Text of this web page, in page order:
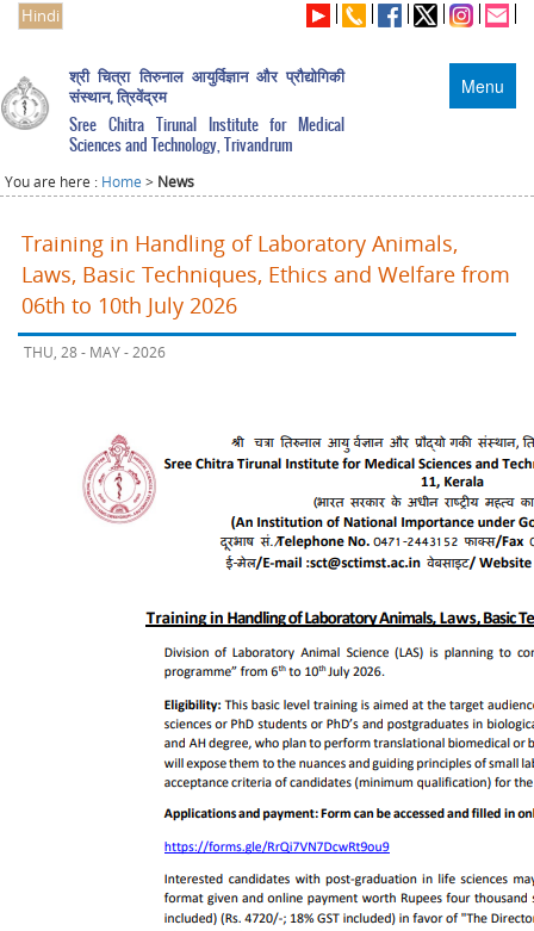
Hindi
Menu
श्री चित्रा तिरुनाल आयुर्विज्ञान और प्रौद्योगिकी
संस्थान, त्रिवेंद्रम
Sree Chitra Tirunal Institute for Medical
Sciences and Technology, Trivandrum
You are here : Home > News
Training in Handling of Laboratory Animals,
Laws, Basic Techniques, Ethics and Welfare from
06th to 10th July 2026
THU, 28 - MAY - 2026